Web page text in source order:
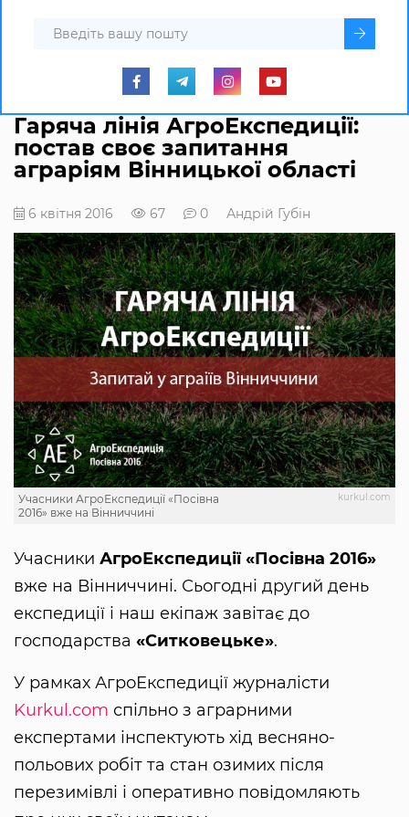
Гаряча лінія АгроЕкспедиції:
постав своє запитання
аграріям Вінницької області
6 квітня 2016 67 0 Андрій Губін
kurkul.com
Учасники АгроЕкспедиції «Посівна
2016» вже на Вінниччині
Учасники АгроЕкспедиції «Посівна 2016»
вже на Вінниччині. Сьогодні другий день
експедиції і наш екіпаж завітає до
господарства «Ситковецьке».
У рамках АгроЕкспедиції журналісти
Kurkul.com спільно з аграрними
експертами інспектують хід весняно-
польових робіт та стан озимих після
перезимівлі і оперативно повідомляють